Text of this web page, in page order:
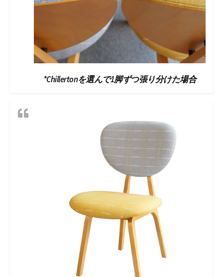
*Chillertonを選んで1脚ずつ張り分けた場合